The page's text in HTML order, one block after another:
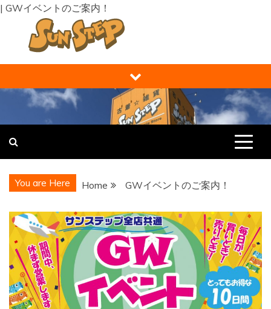
| GWイベントのご案内！
to
content
福井の買取り・販売 サンステップ [
RECYCLE STORE ]
福井の買取販売ならサンステップへ。メンズ・レディース衣
類・ブランド品・バッグ・時計・家具・家電・ホビー・雑
You are Here Home GWイベントのご案内！